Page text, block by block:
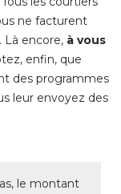
ne facturent
Là encore, à vous
enfin, que
des programmes
leur envoyez des
le montant